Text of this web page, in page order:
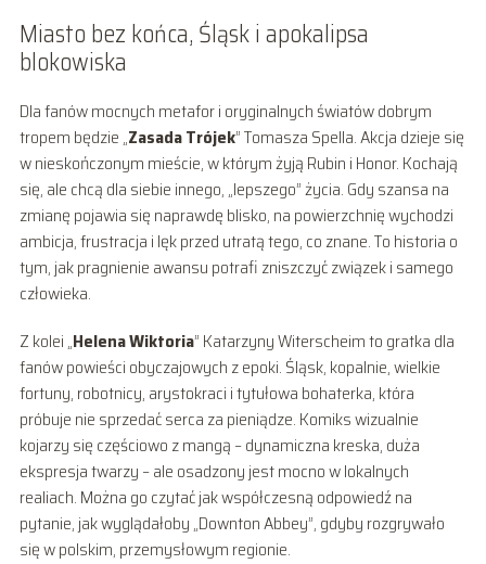
Miasto bez końca, Śląsk i apokalipsa
blokowiska
Dla fanów mocnych metafor i oryginalnych światów dobrym
tropem będzie „Zasada Trójek” Tomasza Spella. Akcja dzieje się
w nieskończonym mieście, w którym żyją Rubin i Honor. Kochają
się, ale chcą dla siebie innego, „lepszego” życia. Gdy szansa na
zmianę pojawia się naprawdę blisko, na powierzchnię wychodzi
ambicja, frustracja i lęk przed utratą tego, co znane. To historia o
tym, jak pragnienie awansu potrafi zniszczyć związek i samego
człowieka.
Z kolei „Helena Wiktoria” Katarzyny Witerscheim to gratka dla
fanów powieści obyczajowych z epoki. Śląsk, kopalnie, wielkie
fortuny, robotnicy, arystokraci i tytułowa bohaterka, która
próbuje nie sprzedać serca za pieniądze. Komiks wizualnie
kojarzy się częściowo z mangą – dynamiczna kreska, duża
ekspresja twarzy – ale osadzony jest mocno w lokalnych
realiach. Można go czytać jak współczesną odpowiedź na
pytanie, jak wyglądałoby „Downton Abbey”, gdyby rozgrywało
się w polskim, przemysłowym regionie.